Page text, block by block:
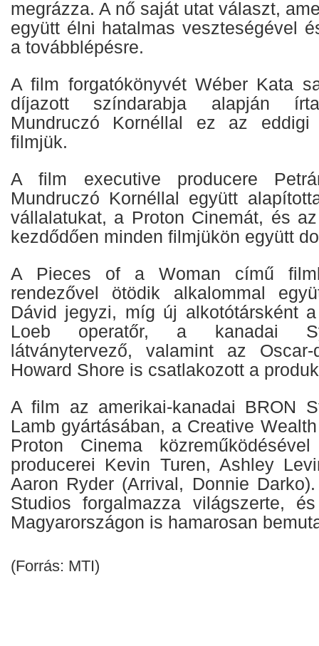
megrázza. A nő saját utat választ,
együtt élni hatalmas veszteségével
a továbblépésre.
A film forgatókönyvét Wéber Kata
díjazott színdarabja alapján
Mundruczó Kornéllal ez az eddigi
filmjük.
A film executive producere
Mundruczó Kornéllal együtt
vállalatukat, a Proton Cinemát, és
kezdődően minden filmjükön együtt
A Pieces of a Woman című
rendezővel ötödik alkalommal
Dávid jegyzi, míg új alkotótársként
Loeb operatőr, a kanadai
látványtervező, valamint az Oscar-
Howard Shore is csatlakozott a
A film az amerikai-kanadai BRON
Lamb gyártásában, a Creative
Proton Cinema
producerei Kevin Turen, Ashley
Aaron Ryder (Arrival, Donnie
Studios forgalmazza világszerte,
Magyarországon is hamarosan
(Forrás: MTI)